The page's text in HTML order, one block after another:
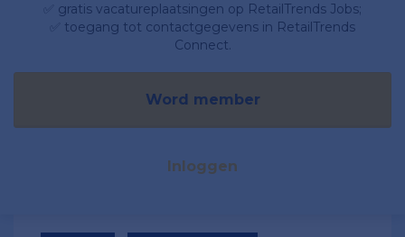
✅ gratis vacatureplaatsingen op RetailTrends Jobs;
✅ toegang tot contactgegevens in RetailTrends
Connect.
Word member
Inloggen